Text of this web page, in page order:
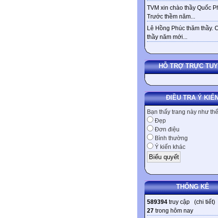
TVM xin chào thầy Quốc
Trước thềm năm...
Lê Hồng Phúc thăm thầy.
thầy năm mới...
HỖ TRỢ TRỰC
ĐIỀU TRA Ý
Bạn thấy trang này như
Đẹp
Đơn điệu
Bình thường
Ý kiến khác
THỐNG KÊ
589394 truy cập (chi tiết)
27 trong hôm nay